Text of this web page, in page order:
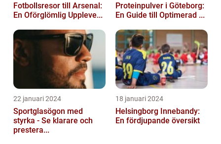
Fotbollsresor till Arsenal:
En Oförglömlig Uppleve...
Proteinpulver i Göteborg:
En Guide till Optimerad ...
22 januari 2024
Sportglasögon med
styrka - Se klarare och
prestera...
18 januari 2024
Helsingborg Innebandy:
En fördjupande översikt